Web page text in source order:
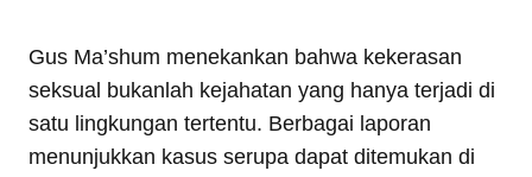
Gus Ma’shum menekankan bahwa kekerasan
seksual bukanlah kejahatan yang hanya terjadi di
satu lingkungan tertentu. Berbagai laporan
menunjukkan kasus serupa dapat ditemukan di